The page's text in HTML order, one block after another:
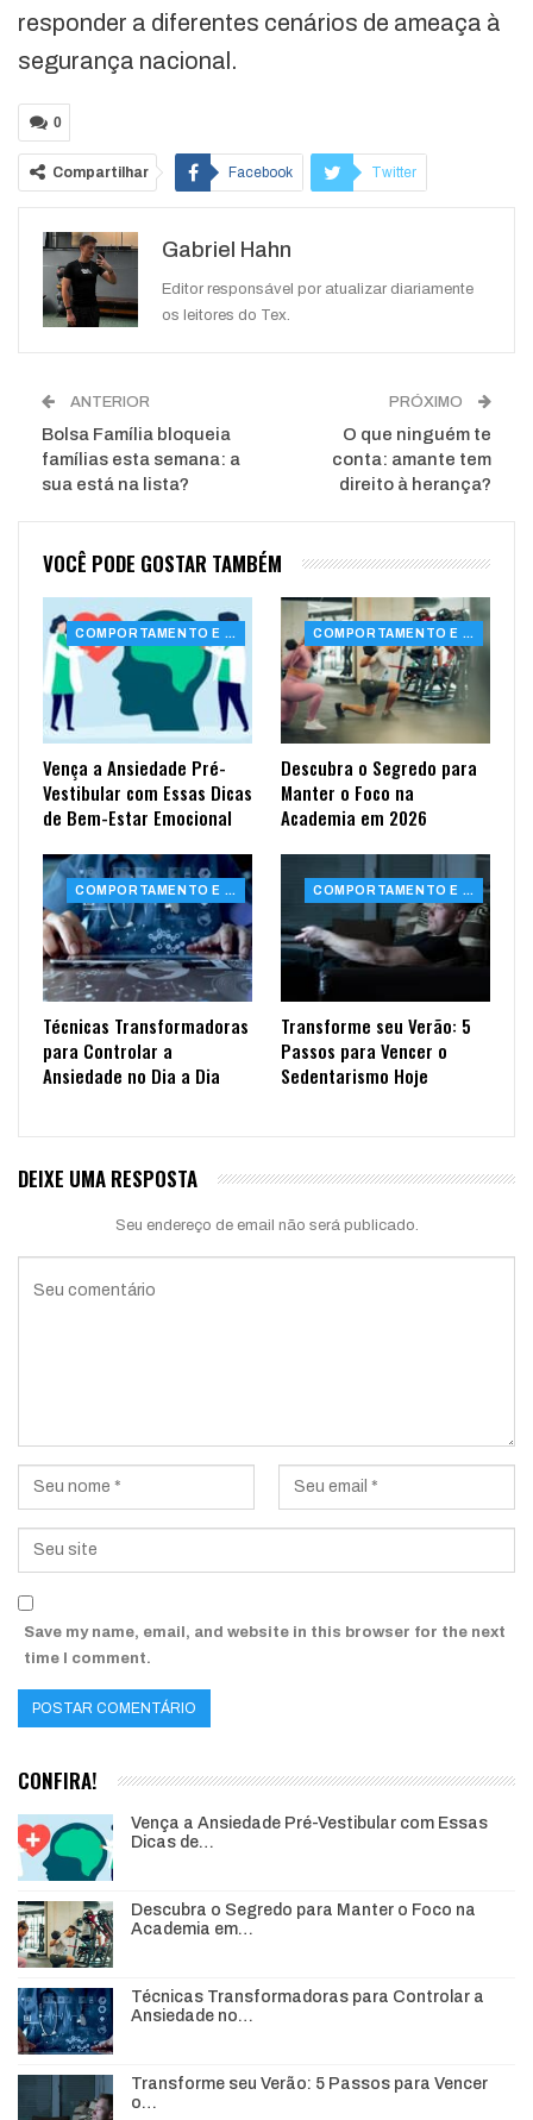
responder a diferentes cenários de ameaça à
segurança nacional.
0
Compartilhar Facebook Twitter
WhatsApp
Gabriel Hahn
Editor responsável por atualizar diariamente
os leitores do Tex.
ANTERIOR
Bolsa Família bloqueia
famílias esta semana: a
sua está na lista?
PRÓXIMO
O que ninguém te
conta: amante tem
direito à herança?
VOCÊ PODE GOSTAR TAMBÉM
COMPORTAMENTO E SAÚDE
Vença a Ansiedade Pré-
Vestibular com Essas Dicas
de Bem-Estar Emocional
COMPORTAMENTO E SAÚDE
Descubra o Segredo para
Manter o Foco na
Academia em 2026
COMPORTAMENTO E SAÚDE
Técnicas Transformadoras
para Controlar a
Ansiedade no Dia a Dia
COMPORTAMENTO E SAÚDE
Transforme seu Verão: 5
Passos para Vencer o
Sedentarismo Hoje
DEIXE UMA RESPOSTA
Seu endereço de email não será publicado.
Save my name, email, and website in this browser for the next
time I comment.
CONFIRA!
Vença a Ansiedade Pré-Vestibular com Essas
Dicas de…
Descubra o Segredo para Manter o Foco na
Academia em…
Técnicas Transformadoras para Controlar a
Ansiedade no…
Transforme seu Verão: 5 Passos para Vencer
o…